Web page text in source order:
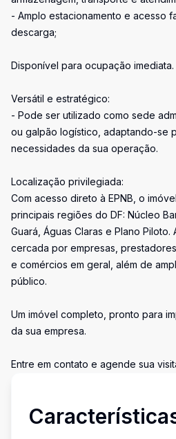
- Amplo estacionamento e acesso
descarga;
Disponível para ocupação imediata.
Versátil e estratégico:
- Pode ser utilizado como sede
ou galpão logístico, adaptando-se
necessidades da sua operação.
Localização privilegiada:
Com acesso direto à EPNB, o
principais regiões do DF: Núcleo
Guará, Águas Claras e Plano
cercada por empresas,
e comércios em geral, além de
público.
Um imóvel completo, pronto para
da sua empresa.
Entre em contato e agende sua